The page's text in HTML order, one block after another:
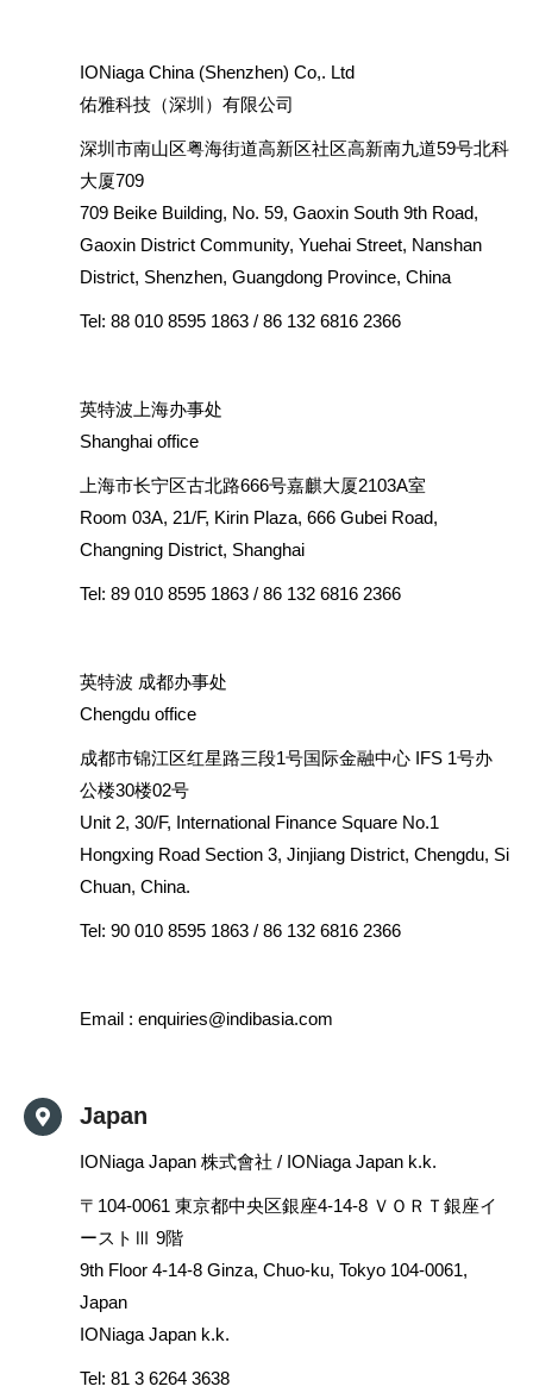
IONiaga China (Shenzhen) Co,. Ltd
佑雅科技（深圳）有限公司
深圳市南山区粤海街道高新区社区高新南九道59号北科
大厦709
709 Beike Building, No. 59, Gaoxin South 9th Road,
Gaoxin District Community, Yuehai Street, Nanshan
District, Shenzhen, Guangdong Province, China
Tel: 88 010 8595 1863 / 86 132 6816 2366
英特波上海办事处
Shanghai office
上海市长宁区古北路666号嘉麒大厦2103A室
Room 03A, 21/F, Kirin Plaza, 666 Gubei Road,
Changning District, Shanghai
Tel: 89 010 8595 1863 / 86 132 6816 2366
英特波 成都办事处
Chengdu office
成都市锦江区红星路三段1号国际金融中心 IFS 1号办
公楼30楼02号
Unit 2, 30/F, International Finance Square No.1
Hongxing Road Section 3, Jinjiang District, Chengdu, Si
Chuan, China.
Tel: 90 010 8595 1863 / 86 132 6816 2366
Email : enquiries@indibasia.com
Japan
IONiaga Japan 株式會社 / IONiaga Japan k.k.
〒104-0061 東京都中央区銀座4-14-8 ＶＯＲＴ銀座イ
ーストⅢ 9階
9th Floor 4-14-8 Ginza, Chuo-ku, Tokyo 104-0061,
Japan
IONiaga Japan k.k.
Tel: 81 3 6264 3638